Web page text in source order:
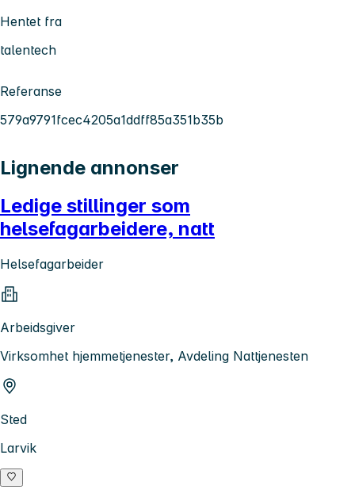
Hentet fra
talentech
Referanse
579a9791fcec4205a1ddff85a351b35b
Lignende annonser
Ledige stillinger som
helsefagarbeidere, natt
Helsefagarbeider
Arbeidsgiver
Virksomhet hjemmetjenester, Avdeling Nattjenesten
Sted
Larvik